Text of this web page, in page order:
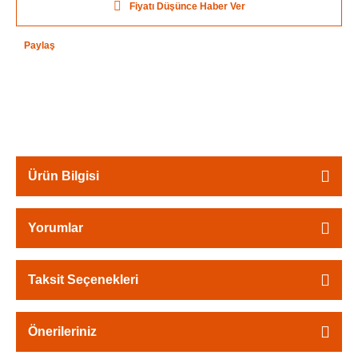
Fiyatı Düşünce Haber Ver
Paylaş
Ürün Bilgisi
Yorumlar
Taksit Seçenekleri
Önerileriniz